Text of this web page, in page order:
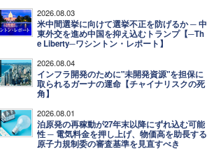
2026.08.03
米中間選挙に向けて選挙不正を防げるか ─ 中
東外交を進め中国を抑え込むトランプ【─Th
e Liberty─ワシントン・レポート】
2026.08.04
インフラ開発のために"未開発資源"を担保に
取られるガーナの運命【チャイナリスクの死
角】
2026.08.01
泊原発の再稼動が27年末以降にずれ込む可能
性 ─ 電気料金を押し上げ、物価高を助長する
原子力規制委の審査基準を見直すべき